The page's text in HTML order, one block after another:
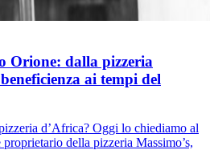
Orione: dalla pizzeria
ai tempi del
d’Africa? Oggi lo chiediamo al
della pizzeria Massimo’s,